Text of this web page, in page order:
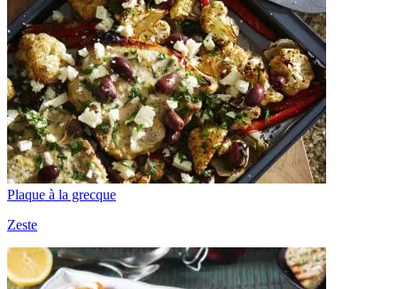
Plaque à la grecque
Zeste